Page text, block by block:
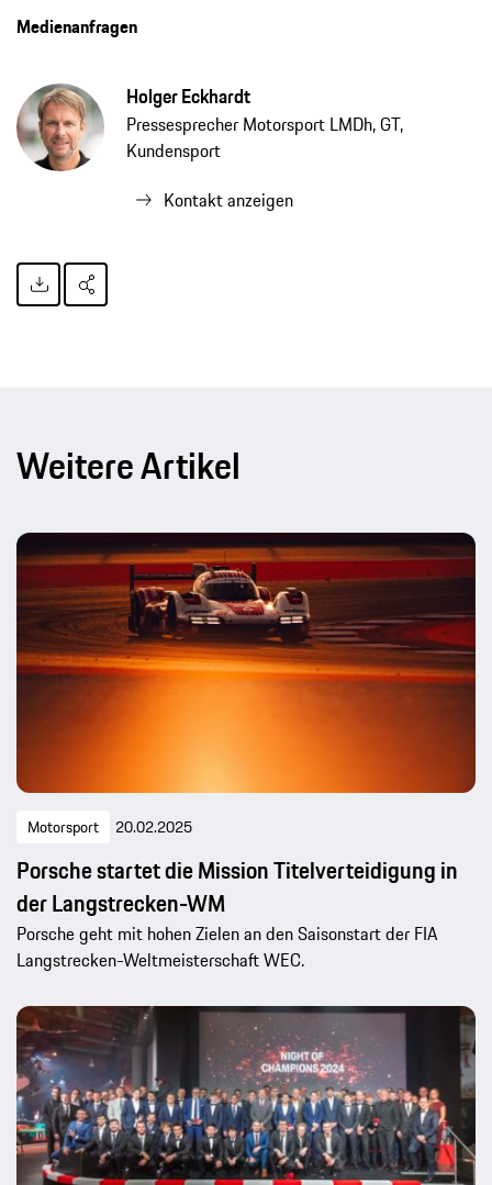
Medienanfragen
Holger Eckhardt
Pressesprecher Motorsport LMDh, GT,
Kundensport
Kontakt anzeigen
Weitere Artikel
Motorsport 20.02.2025
Porsche startet die Mission Titelverteidigung in
der Langstrecken-WM
Porsche geht mit hohen Zielen an den Saisonstart der FIA
Langstrecken-Weltmeisterschaft WEC.